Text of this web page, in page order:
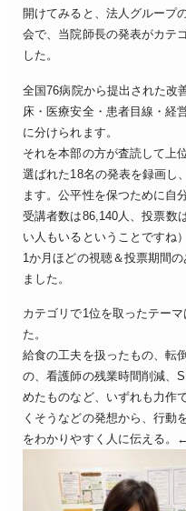
開けてみると、法人グループ
会で、当院師長の発表がカテ
した。
全国76病院から提出された改
床・医療安全・患者目線・経
に分けられます。
それを本部の方が査読して上
選ばれた18名の発表を録画し
ます。公平性を保つために自
受講者数は86,140人、投票数
い人もいるということですね）
1か月ほどの視聴＆投票期間
ました。
カテゴリで1位を取ったテー
た。
給食の工夫を扱ったもの、転
の、看護師の残業時間削減、
めたものなど、いずれも力作
くそうなどの発想から、行動
をわかりやすく人に伝える。